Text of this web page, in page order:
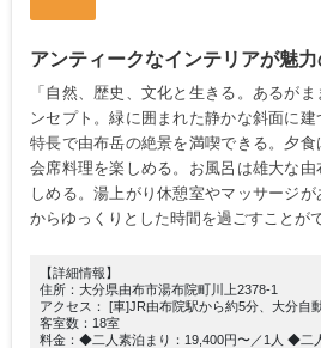
アンティークなインテリアが魅
「自然、歴史、文化と生きる。あるが
ンセプト。緑に囲まれた静かな斜面に
特長で由布岳の絶景を満喫できる。夕
会席料理を楽しめる。お風呂は雄大な
しめる。湯上がり休憩室やマッサージ
からゆっくりとした時間を過ごすことが
【詳細情報】
住所：大分県由布市湯布院町川上2378-1
アクセス： [車]JR由布院駅から約5分、大分自
客室数：18室
料金：◆二人素泊まり：19,400円〜／1人 ◆二